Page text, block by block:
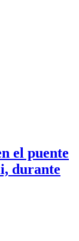
el puente
durante